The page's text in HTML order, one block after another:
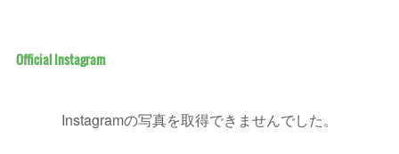
Official Instagram
Instagramの写真を取得できませんでした。